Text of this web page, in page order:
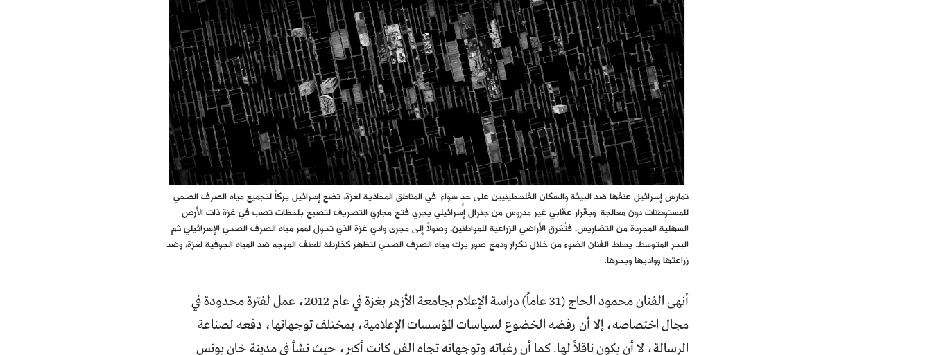
تمارس إسرائيل عنفها ضد البيئة والسكان الفلسطينيين على حدٍ سواء. في المناطق المحاذية لغزة، تضع إسرائيل بركاً لتجميع مياه الصرف الصحي
للمستوطنات دون معالجة. وبقرار عقابي غير مدروس من جنرال إسرائيلي يجري فتح مجاري التصريف لتصبح بلحظات تصب في غزة ذات الأرض
السهلية المجردة من التضاريس، فتُغرق الأراضي الزراعية للمواطنين، وصولاً إلى مجرى وادي غزة الذي تحول لممر مياه الصرف الصحي الإسرائيلي ثم
البحر المتوسط. يسلط الفنان الضوء من خلال تكرار ودمج صور برك مياه الصرف الصحي لتظهر كخارطة للعنف الموجه ضد المياه الجوفية لغزة، وضد
زراعتها وواديها وبحرها.
أنهى الفنان محمود الحاج (31 عاماً) دراسة الإعلام بجامعة الأزهر بغزة في عام 2012، عمل لفترة محدودة في
مجال اختصاصه، إلا أن رفضه الخضوع لسياسات المؤسسات الإعلامية، بمختلف توجهاتها، دفعه لصناعة
الرسالة، لا أن يكون ناقلاً لها. كما أن رغباته وتوجهاته تجاه الفن كانت أكبر، حيث نشأ في مدينة خان يونس